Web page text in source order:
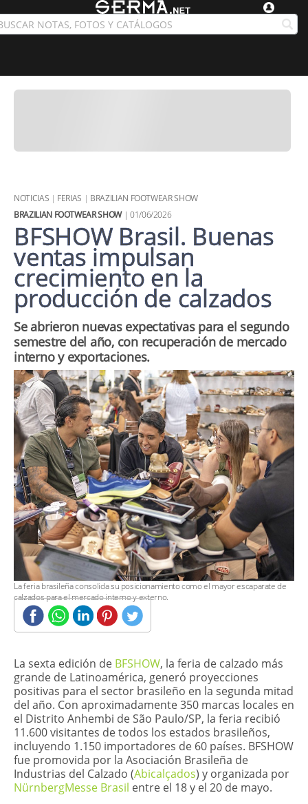
NOTICIAS | FERIAS | BRAZILIAN FOOTWEAR SHOW
BRAZILIAN FOOTWEAR SHOW| 01/06/2026
BFSHOW Brasil. Buenas
ventas impulsan
crecimiento en la
producción de calzados
Se abrieron nuevas expectativas para el segundo
semestre del año, con recuperación de mercado
interno y exportaciones.
​La feria brasileña consolida su posicionamiento como el mayor escaparate de
calzados para el mercado interno y externo.
​La sexta edición de BFSHOW, la feria de calzado más
grande de Latinoamérica, generó proyecciones
positivas para el sector brasileño en la segunda mitad
del año. Con aproximadamente 350 marcas locales en
el Distrito Anhembi de São Paulo/SP, la feria recibió
11.600 visitantes de todos los estados brasileños,
incluyendo 1.150 importadores de 60 países. BFSHOW
fue promovida por la Asociación Brasileña de
Industrias del Calzado (Abicalçados) y organizada por
NürnbergMesse Brasil entre el 18 y el 20 de mayo.